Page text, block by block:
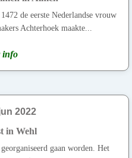
de eerste Nederlandse vrouw
Achterhoek maakte...
info
2022
in Wehl
gaan worden. Het